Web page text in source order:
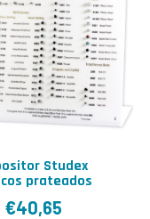
Studex
prateados
€40,65